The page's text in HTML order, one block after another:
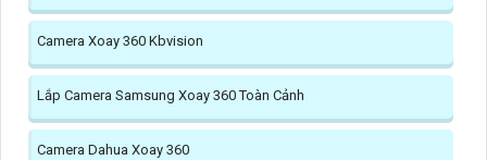
Camera Xoay 360 Kbvision
Lắp Camera Samsung Xoay 360 Toàn Cảnh
Camera Dahua Xoay 360